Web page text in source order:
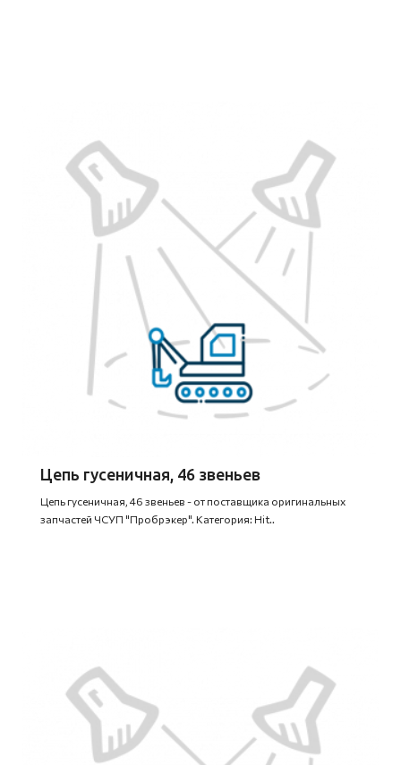
Цепь гусеничная, 46 звеньев
Цепь гусеничная, 46 звеньев - от поставщика оригинальных
запчастей ЧСУП "Пробрэкер". Категория: Hit..